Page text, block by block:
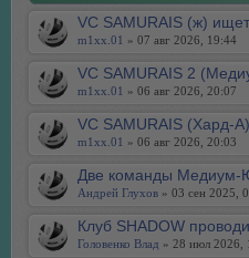
VC SAMURAIS (ж) ищет
m1xx.01 » 07 авг 2026, 19:44
VC SAMURAIS 2
m1xx.01 » 06 авг 2026, 20:07
VC SAMURAIS (Хард-
m1xx.01 » 06 авг 2026, 20:03
Две команды Медиум-
Андрей Глухов » 03 сен 2025,
Клуб SHADOW
Головенко Влад » 28 июл 2026,